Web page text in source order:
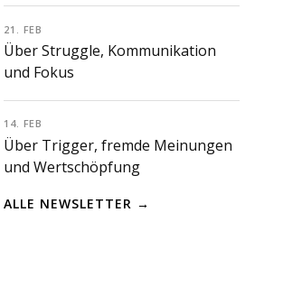
21. FEB
Über Struggle, Kommunikation
und Fokus
14. FEB
Über Trigger, fremde Meinungen
und Wertschöpfung
ALLE NEWSLETTER →